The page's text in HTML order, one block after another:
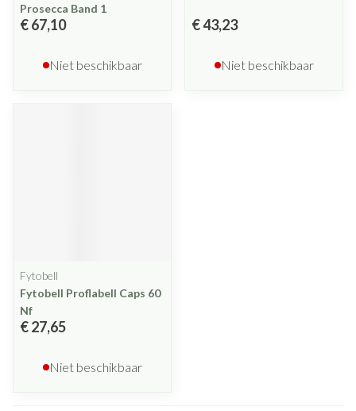
Prosecca Band 1
€ 67,10
Niet beschikbaar
€ 43,23
Niet beschikbaar
Fytobell
Fytobell Proflabell Caps 60
Nf
€ 27,65
Niet beschikbaar